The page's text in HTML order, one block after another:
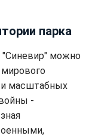
парка
"Синевир" можно
и масштабных
-